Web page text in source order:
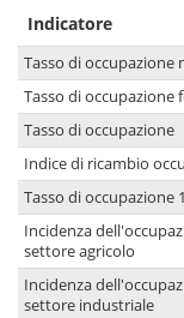
Indicatore
Tasso di occupazione
Tasso di occupazione
Tasso di occupazione
Indice di ricambio
Tasso di occupazione
Incidenza
settore agricolo
Incidenza
settore industriale